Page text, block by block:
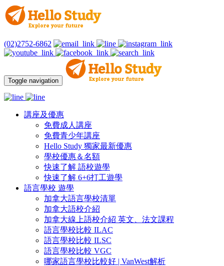
(02)2752-6862
Toggle navigation
講座及優惠
免費成人講座
免費青少年講座
Hello Study 獨家最新優惠
學校優惠＆名額
快速了解 語校遊學
快速了解 6+6打工遊學
語言學校 遊學
加拿大語言學校清單
加拿大語校介紹
加拿大線上語校介紹 英文、法文課程
語言學校比較 ILAC
語言學校比較 ILSC
語言學校比較 VGC
哪家語言學校比較好 | VanWest解析